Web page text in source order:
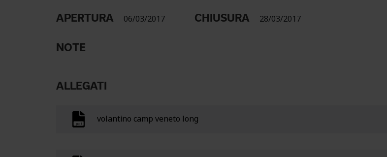
APERTURA 06/03/2017 CHIUSURA 28/03/2017
NOTE
ALLEGATI
volantino camp veneto long